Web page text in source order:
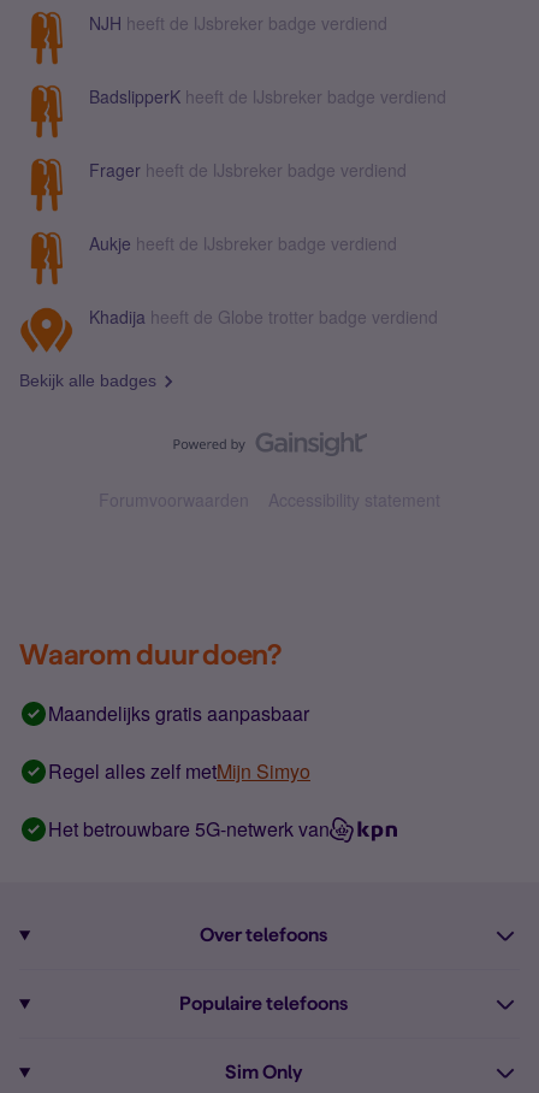
NJH heeft de IJsbreker badge verdiend
BadslipperK heeft de IJsbreker badge verdiend
Frager heeft de IJsbreker badge verdiend
Aukje heeft de IJsbreker badge verdiend
Khadija heeft de Globe trotter badge verdiend
Bekijk alle badges
Forumvoorwaarden Accessibility statement
Waarom duur doen?
Maandelijks gratis aanpasbaar
Regel alles zelf metMijn Simyo
Het betrouwbare 5G-netwerk van
Over telefoons
Alle telefoons
Populaire telefoons
Sim Only